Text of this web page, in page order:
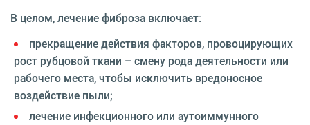
В целом, лечение фиброза включает:
прекращение действия факторов, провоцирующих
рост рубцовой ткани – смену рода деятельности или
рабочего места, чтобы исключить вредоносное
воздействие пыли;
лечение инфекционного или аутоиммунного